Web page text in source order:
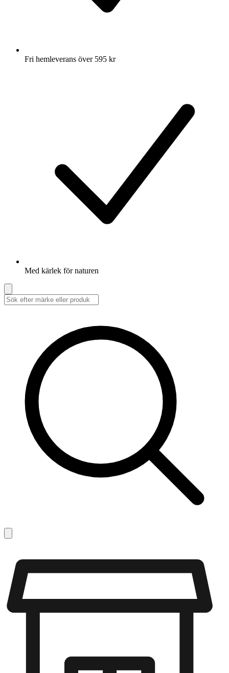
Fri hemleverans över 595 kr
Med kärlek för naturen